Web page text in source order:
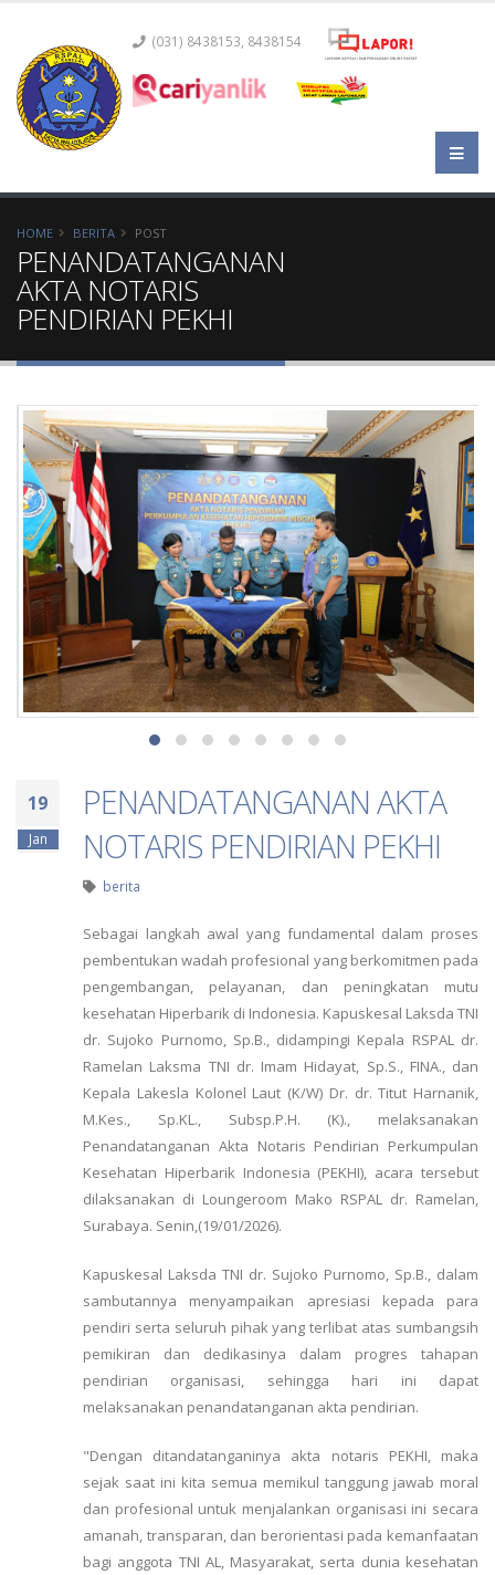
(031) 8438153, 8438154
HOME BERITA POST
PENANDATANGANAN
AKTA NOTARIS
PENDIRIAN PEKHI
19
Jan
PENANDATANGANAN AKTA
NOTARIS PENDIRIAN PEKHI
berita
Sebagai langkah awal yang fundamental dalam proses
pembentukan wadah profesional yang berkomitmen pada
pengembangan, pelayanan, dan peningkatan mutu
kesehatan Hiperbarik di Indonesia. Kapuskesal Laksda TNI
dr. Sujoko Purnomo, Sp.B., didampingi Kepala RSPAL dr.
Ramelan Laksma TNI dr. Imam Hidayat, Sp.S., FINA., dan
Kepala Lakesla Kolonel Laut (K/W) Dr. dr. Titut Harnanik,
M.Kes., Sp.KL., Subsp.P.H. (K)., melaksanakan
Penandatanganan Akta Notaris Pendirian Perkumpulan
Kesehatan Hiperbarik Indonesia (PEKHI), acara tersebut
dilaksanakan di Loungeroom Mako RSPAL dr. Ramelan,
Surabaya. Senin,(19/01/2026).
Kapuskesal Laksda TNI dr. Sujoko Purnomo, Sp.B., dalam
sambutannya menyampaikan apresiasi kepada para
pendiri serta seluruh pihak yang terlibat atas sumbangsih
pemikiran dan dedikasinya dalam progres tahapan
pendirian organisasi, sehingga hari ini dapat
melaksanakan penandatanganan akta pendirian.
"Dengan ditandatanganinya akta notaris PEKHI, maka
sejak saat ini kita semua memikul tanggung jawab moral
dan profesional untuk menjalankan organisasi ini secara
amanah, transparan, dan berorientasi pada kemanfaatan
bagi anggota TNI AL, Masyarakat, serta dunia kesehatan